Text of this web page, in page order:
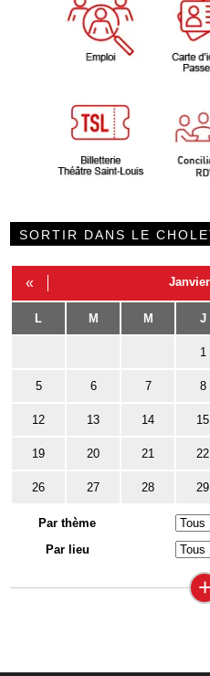
SORTIR DANS LE
«
L M M J
1
5 6 7 8
12 13 14 15
19 20 21 22
26 27 28 29
Par thème
Par lieu
+